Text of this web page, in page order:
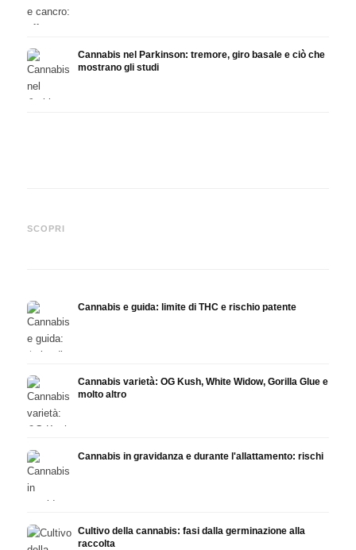
Cannabis nel Parkinson: tremore, giro basale e ciò che
mostrano gli studi
SCOPRI
automedicazione e ciò che
Cannabis e guida: limite di THC e rischio patente
Cannabis varietà: OG Kush, White Widow, Gorilla Glue e
molto altro
Cannabis in gravidanza e durante l'allattamento: rischi
Cultivo della cannabis: fasi dalla germinazione alla
raccolta